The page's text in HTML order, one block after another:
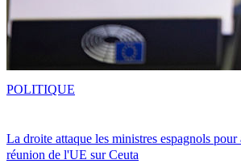
La droite attaque les ministres espagnols
réunion de l'UE sur Ceuta
POLITIQUE